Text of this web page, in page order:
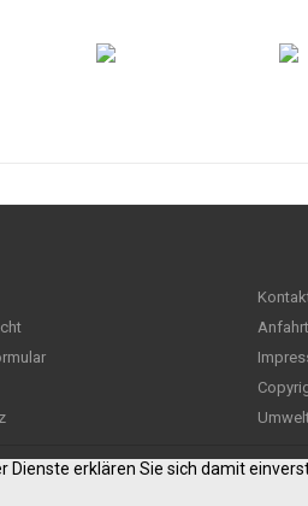
Anfahrt
erklären Sie sich damit